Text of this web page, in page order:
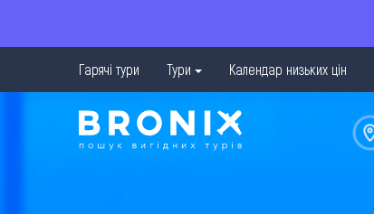
Гарячі тури Тури Календар низьких цін